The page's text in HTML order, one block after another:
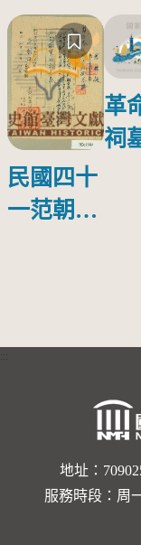
民國四十
一范朝燈
革
祠
地址：
服務時段：周